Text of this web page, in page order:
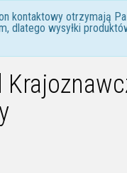
kontaktowy otrzymają
dlatego wysyłki